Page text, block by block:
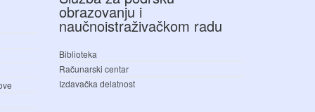
obrazovanju i
naučnoistraživačkom radu
Biblioteka
Računarski centar
Izdavačka delatnost